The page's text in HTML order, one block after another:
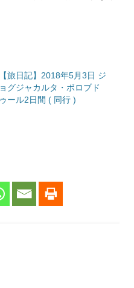
【旅日記】2018年5月3日 ジ
ョグジャカルタ・ボロブド
ゥール2日間 ( 同行 )